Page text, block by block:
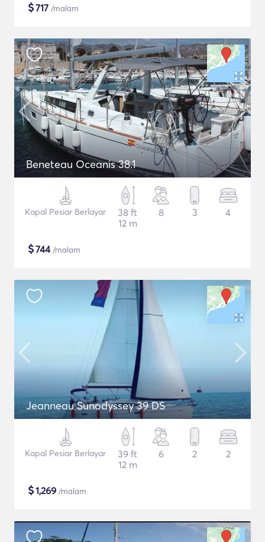
$717 /malam
Beneteau Oceanis 38.1
Kapal Pesiar Berlayar
38 ft
12 m
8 3 4
$744/malam
Jeanneau Sunodyssey 39 DS
Kapal Pesiar Berlayar
39 ft
12 m
6 2 2
$1,269 /malam